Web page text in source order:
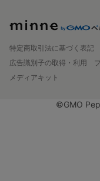
特定商取引法に基づく表記
広告識別子の取得・利用
メディアキット
©GMO